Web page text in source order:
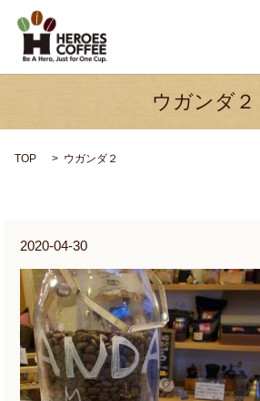
ウガンダ２
TOP ウガンダ２
2020-04-30